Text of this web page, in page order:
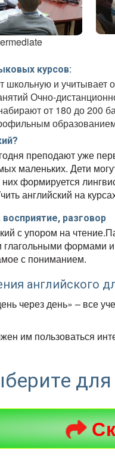
курсов:
и учитывает
Очно-
от 180 до 200
преподают уже
маленьких. Дети
формируется
английский на
разговор
с упором на чтение.
глагольными формами
с пониманием.
английского
через день» – все
им пользоваться